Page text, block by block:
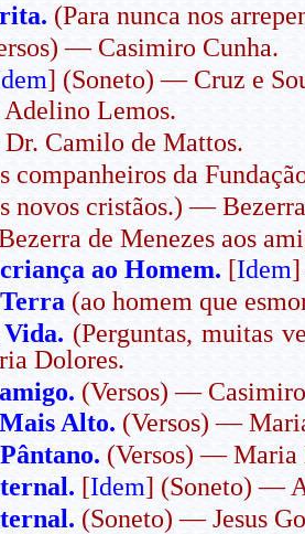
(Para nunca nos
— Casimiro Cunha.
] (Soneto) — Cruz e
Lemos.
Camilo de Mattos.
companheiros da
novos cristãos.) —
de Menezes aos
ao Homem. [Idem
(ao homem que
(Perguntas, muitas
Dolores.
(Versos) —
Alto. (Versos) —
(Versos) — Maria
[Idem] (Soneto) —
(Soneto) — Jesus